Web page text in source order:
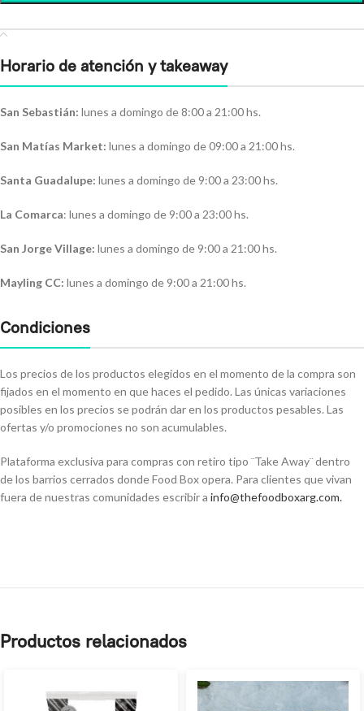
Horario de atención y takeaway
San Sebastián: lunes a domingo de 8:00 a 21:00 hs.
San Matías Market: lunes a domingo de 09:00 a 21:00 hs.
Santa Guadalupe: lunes a domingo de 9:00 a 23:00 hs.
La Comarca: lunes a domingo de 9:00 a 23:00 hs.
San Jorge Village: lunes a domingo de 9:00 a 21:00 hs.
Mayling CC: lunes a domingo de 9:00 a 21:00 hs.
Condiciones
Los precios de los productos elegidos en el momento de la compra son
fijados en el momento en que haces el pedido. Las únicas variaciones
posibles en los precios se podrán dar en los productos pesables. Las
ofertas y/o promociones no son acumulables.
Plataforma exclusiva para compras con retiro tipo ¨Take Away¨ dentro
de los barrios cerrados donde Food Box opera. Para clientes que vivan
fuera de nuestras comunidades escribir a info@thefoodboxarg.com.
Productos relacionados